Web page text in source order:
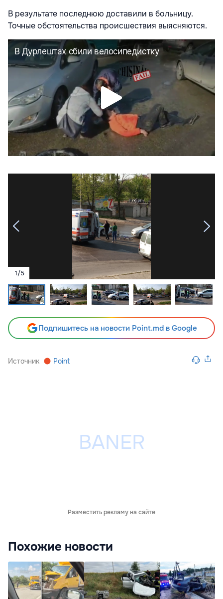
В результате последнюю доставили в больницу.
Точные обстоятельства происшествия выясняются.
1/5
Подпишитесь на новости Point.md в Google
Источник Point
Разместить рекламу на сайте
Похожие новости